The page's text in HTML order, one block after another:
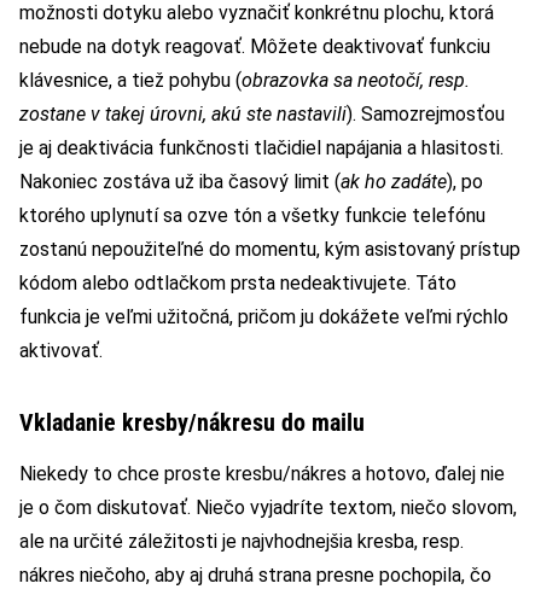
možnosti dotyku alebo vyznačiť konkrétnu plochu, ktorá
nebude na dotyk reagovať. Môžete deaktivovať funkciu
klávesnice, a tiež pohybu (obrazovka sa neotočí, resp.
zostane v takej úrovni, akú ste nastavili). Samozrejmosťou
je aj deaktivácia funkčnosti tlačidiel napájania a hlasitosti.
Nakoniec zostáva už iba časový limit (ak ho zadáte), po
ktorého uplynutí sa ozve tón a všetky funkcie telefónu
zostanú nepoužiteľné do momentu, kým asistovaný prístup
kódom alebo odtlačkom prsta nedeaktivujete. Táto
funkcia je veľmi užitočná, pričom ju dokážete veľmi rýchlo
aktivovať.
Vkladanie kresby/nákresu do mailu
Niekedy to chce proste kresbu/nákres a hotovo, ďalej nie
je o čom diskutovať. Niečo vyjadríte textom, niečo slovom,
ale na určité záležitosti je najvhodnejšia kresba, resp.
nákres niečoho, aby aj druhá strana presne pochopila, čo